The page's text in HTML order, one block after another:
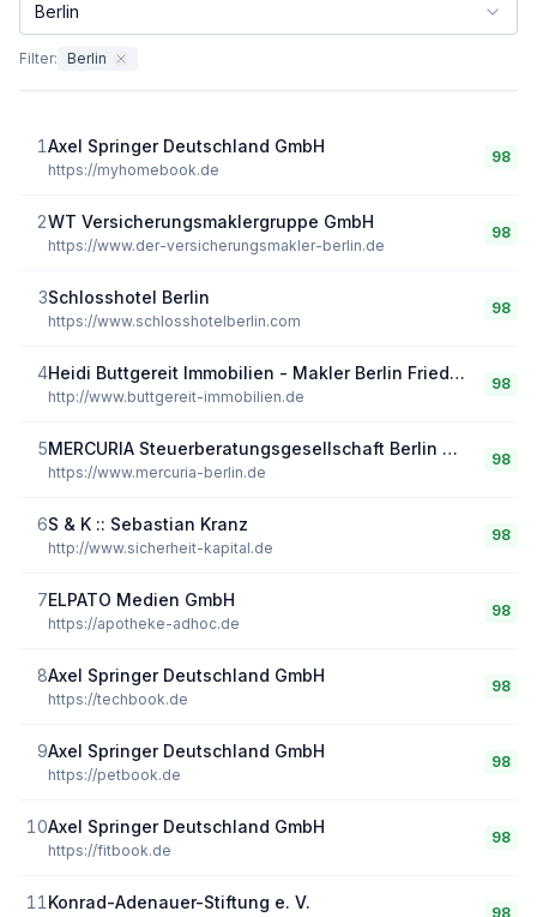
Bundesland filtern:
Berlin
Filter: Berlin
1Axel Springer Deutschland GmbH
https://myhomebook.de
98
2WT Versicherungsmaklergruppe GmbH
https://www.der-versicherungsmakler-berlin.de
98
3Schlosshotel Berlin
https://www.schlosshotelberlin.com
98
4 Heidi Buttgereit Immobilien - Makler Berlin Friedrichshain
http://www.buttgereit-immobilien.de
98
5 MERCURIA Steuerberatungsgesellschaft Berlin mbH
https://www.mercuria-berlin.de
98
6S & K :: Sebastian Kranz
http://www.sicherheit-kapital.de
98
7ELPATO Medien GmbH
https://apotheke-adhoc.de
98
8Axel Springer Deutschland GmbH
https://techbook.de
98
9Axel Springer Deutschland GmbH
https://petbook.de
98
10Axel Springer Deutschland GmbH
https://fitbook.de
98
11 Konrad-Adenauer-Stiftung e. V.
98